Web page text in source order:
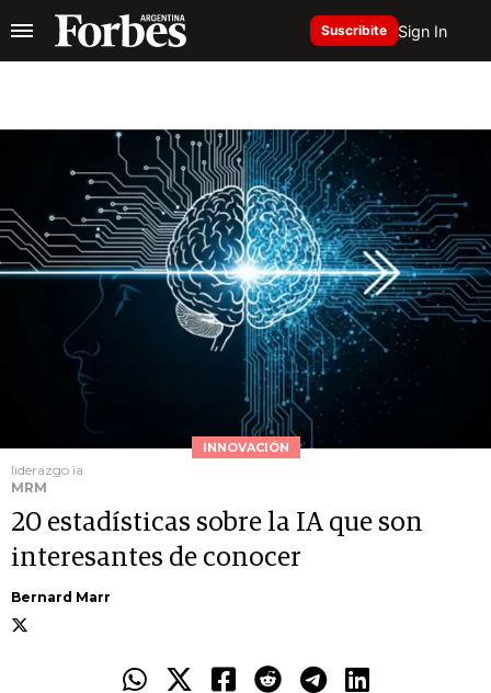
Suscribite Sign In
INNOVACIÓN
liderazgo ia
MRM
20 estadísticas sobre la IA que son
interesantes de conocer
Bernard Marr